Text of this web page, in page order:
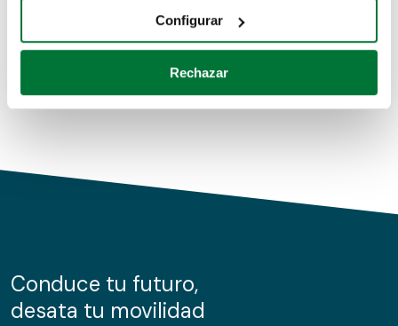
Identificar su dispositivo analizándolo activamente
para buscar características específicas (huellas
Obtenga más información sobre cómo se procesan sus
de cookies.
información sobre el uso que haga del sitio web con
nuestros partners de redes sociales, publicidad y análisis
Configurar
Rechazar
Conduce tu futuro,
desata tu movilidad